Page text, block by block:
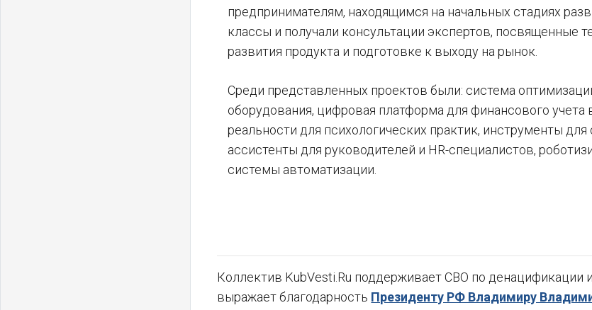
предпринимателям, находящимся на начальных стадиях
классы и получали консультации экспертов, посвященные
развития продукта и подготовке к выходу на рынок.
Среди представленных проектов были: система
оборудования, цифровая платформа для финансового учета
реальности для психологических практик, инструменты
ассистенты для руководителей и HR-специалистов,
системы автоматизации.
Коллектив KubVesti.Ru поддерживает СВО по денацификации
выражает благодарность Президенту РФ Владимиру